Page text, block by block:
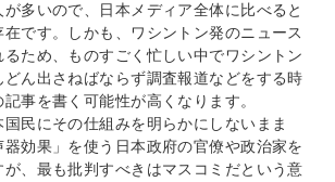
多いので、日本メディア全体に比べると
です。しかも、ワシントン発のニュース
ため、ものすごく忙しい中でワシントン
ん出さねばならず調査報道などをする時
事を書く可能性が高くなります。
民にその仕組みを明らかにしないまま
器効果」を使う日本政府の官僚や政治家を
、最も批判すべきはマスコミだという意